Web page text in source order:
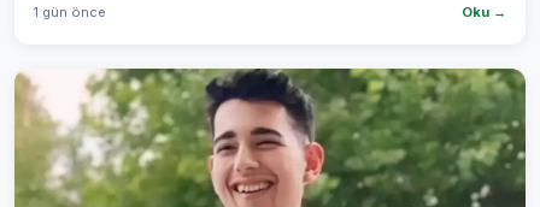
1 gün önce Oku →